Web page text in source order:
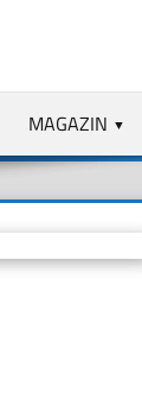
MAGAZIN